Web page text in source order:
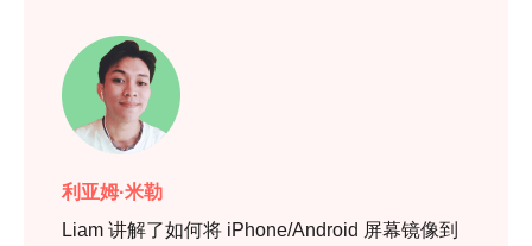
利亚姆·米勒
Liam 讲解了如何将 iPhone/Android 屏幕镜像到